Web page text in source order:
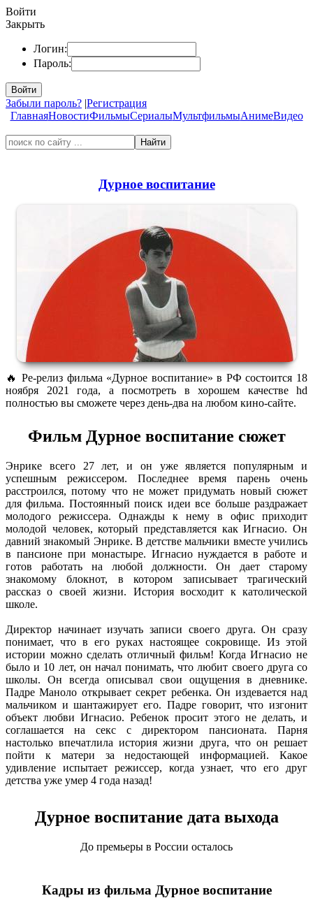
Войти
Закрыть
Логин:
Пароль:
Войти
Забыли пароль? |Регистрация
ГлавнаяНовостиФильмыСериалыМультфильмыАнимеВидео
Найти
Дурное воспитание
🔥 Ре-релиз фильма «Дурное воспитание» в РФ состоится 18
ноября 2021 года, а посмотреть в хорошем качестве hd
полностью вы сможете через день-два на любом кино-сайте.
Фильм Дурное воспитание сюжет
Энрике всего 27 лет, и он уже является популярным и
успешным режиссером. Последнее время парень очень
расстроился, потому что не может придумать новый сюжет
для фильма. Постоянный поиск идеи все больше раздражает
молодого режиссера. Однажды к нему в офис приходит
молодой человек, который представляется как Игнасио. Он
давний знакомый Энрике. В детстве мальчики вместе учились
в пансионе при монастыре. Игнасио нуждается в работе и
готов работать на любой должности. Он дает старому
знакомому блокнот, в котором записывает трагический
рассказ о своей жизни. История восходит к католической
школе.
Директор начинает изучать записи своего друга. Он сразу
понимает, что в его руках настоящее сокровище. Из этой
истории можно сделать отличный фильм! Когда Игнасио не
было и 10 лет, он начал понимать, что любит своего друга со
школы. Он всегда описывал свои ощущения в дневнике.
Падре Маноло открывает секрет ребенка. Он издевается над
мальчиком и шантажирует его. Падре говорит, что изгонит
объект любви Игнасио. Ребенок просит этого не делать, и
соглашается на секс с директором пансионата. Парня
настолько впечатлила история жизни друга, что он решает
пойти к матери за недостающей информацией. Какое
удивление испытает режиссер, когда узнает, что его друг
детства уже умер 4 года назад!
Дурное воспитание дата выхода
До премьеры в России осталось
Кадры из фильма Дурное воспитание